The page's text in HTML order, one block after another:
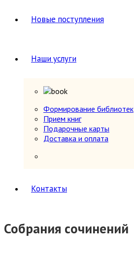
Новые поступления
Наши услуги
Формирование библиотек
Прием книг
Подарочные карты
Доставка и оплата
Контакты
Собрания сочинений